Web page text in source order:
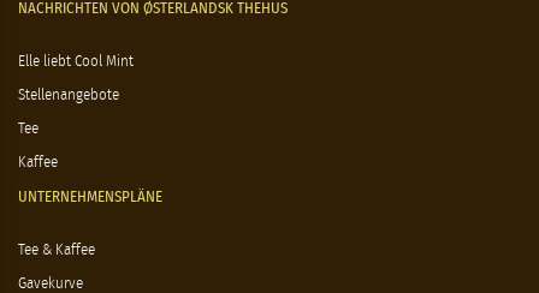
NACHRICHTEN VON ØSTERLANDSK THEHUS
Elle liebt Cool Mint
Stellenangebote
Tee
Kaffee
UNTERNEHMENSPLÄNE
Tee & Kaffee
Gavekurve